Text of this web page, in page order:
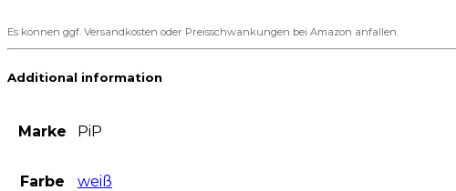
Es können ggf. Versandkosten oder Preisschwankungen bei Amazon anfallen.
Additional information
Marke PiP
Farbe weiß